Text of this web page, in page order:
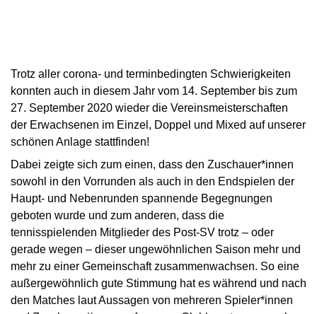
Trotz aller corona- und terminbedingten Schwierigkeiten
konnten auch in diesem Jahr vom 14. September bis zum
27. September 2020 wieder die Vereinsmeisterschaften
der Erwachsenen im Einzel, Doppel und Mixed auf unserer
schönen Anlage stattfinden!
Dabei zeigte sich zum einen, dass den Zuschauer*innen
sowohl in den Vorrunden als auch in den Endspielen der
Haupt- und Nebenrunden spannende Begegnungen
geboten wurde und zum anderen, dass die
tennisspielenden Mitglieder des Post-SV trotz – oder
gerade wegen – dieser ungewöhnlichen Saison mehr und
mehr zu einer Gemeinschaft zusammenwachsen. So eine
außergewöhnlich gute Stimmung hat es während und nach
den Matches laut Aussagen von mehreren Spieler*innen